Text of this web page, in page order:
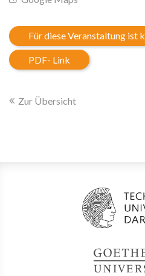
Für diese Veranstaltung ist
PDF- Link
Zur Übersicht